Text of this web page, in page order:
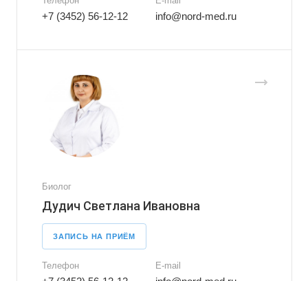
+7 (3452) 56-12-12 info@nord-med.ru
Биолог
Дудич Светлана Ивановна
ЗАПИСЬ НА ПРИЁМ
Телефон E-mail